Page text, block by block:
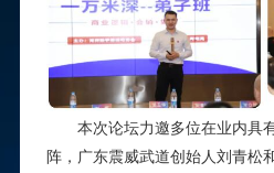
本次论坛力邀多位在业内具
阵，广东震威武道创始人刘青松